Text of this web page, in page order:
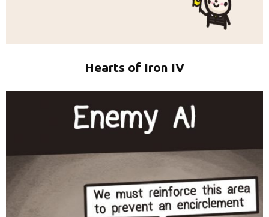
Hearts of Iron IV